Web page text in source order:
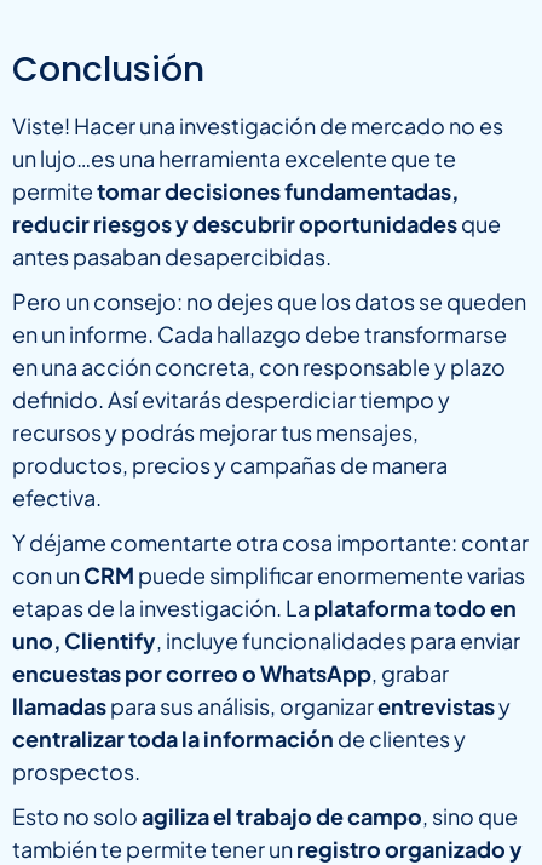
Conclusión
Viste! Hacer una investigación de mercado no es
un lujo…es una herramienta excelente que te
permitetomar decisiones fundamentadas,
reducir riesgos y descubrir oportunidadesque
antes pasaban desapercibidas.
Pero un consejo: no dejes que los datos se queden
en un informe. Cada hallazgo debe transformarse
en una acción concreta, con responsable y plazo
definido. Así evitarás desperdiciar tiempo y
recursos y podrás mejorar tus mensajes,
productos, precios y campañas de manera
efectiva.
Y déjame comentarte otra cosa importante: contar
con unCRM puede simplificar enormemente varias
etapas de la investigación. La plataforma todo en
uno, Clientify, incluye funcionalidades para enviar
encuestas por correo o WhatsApp, grabar
llamadaspara sus análisis, organizarentrevistasy
centralizar toda la información de clientes y
prospectos.
Esto no soloagiliza el trabajo de campo, sino que
también te permite tener unregistro organizado y